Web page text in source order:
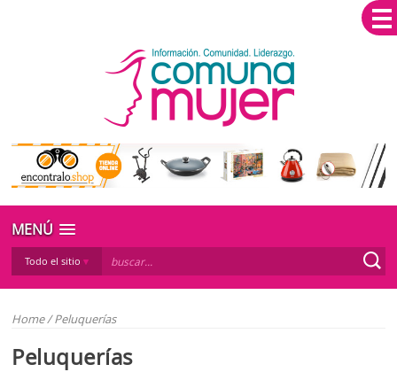
MENÚ
Todo el sitio
Home/Peluquerías
Peluquerías